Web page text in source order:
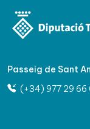
Passeig de Sant
(+34) 977 29 66